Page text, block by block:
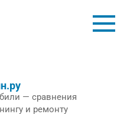
— сравнения
и ремонту